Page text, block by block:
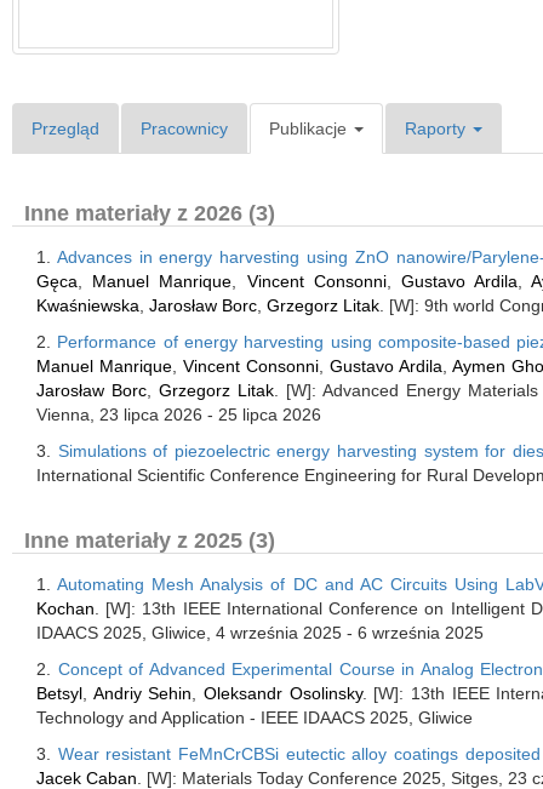
Przegląd Pracownicy Publikacje Raporty
Inne materiały z 2026 (3)
1. Advances in energy harvesting using ZnO nanowire/
Gęca
Manuel Manrique Vincent Consonni, Gustavo Ardila ,
Kwaśniewska Jarosław Borc Grzegorz Litak . [W]: 9th world
2. Performance of energy harvesting using composite-based
Manuel Manrique Vincent Consonni Gustavo Ardila Aymen
Jarosław Borc, Grzegorz Litak. [W]: Advanced Energy
Vienna, 23 lipca 2026 - 25 lipca 2026
3. Simulations of piezoelectric energy harvesting system for
International Scientific Conference Engineering for Rural
Inne materiały z 2025 (3)
1.Automating Mesh Analysis of DC and AC Circuits Using
Kochan . [W]: 13th IEEE International Conference on Intelligent
IDAACS 2025, Gliwice, 4 września 2025 - 6 września 2025
2. Concept of Advanced Experimental Course in Analog
Betsyl Andriy Sehin Oleksandr Osolinsky. [W]: 13th IEEE
Technology and Application - IEEE IDAACS 2025, Gliwice
3. Wear resistant FeMnCrCBSi eutectic alloy coatings
Jacek Caban . [W]: Materials Today Conference 2025, Sitges, 23